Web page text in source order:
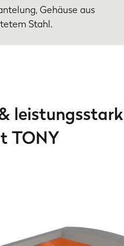
Gehäuse aus
Stahl.
TONY